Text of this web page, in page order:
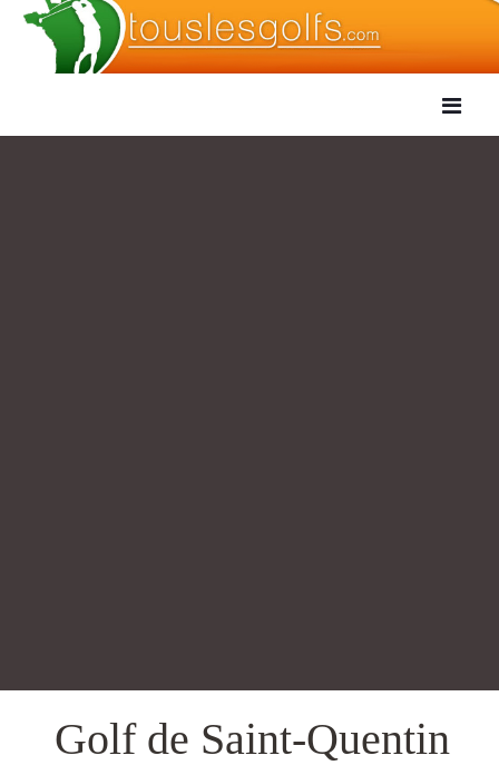
Golf de Saint-Quentin